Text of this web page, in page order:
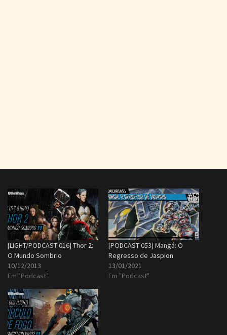
[LIGHT/PODCAST 016] Thor 2:
O Mundo Sombrio
10/12/2013
Em "Podcast"
[PODCAST 053] Mangá: O
Regresso de Jaspion
13/01/2021
Em "Podcast"